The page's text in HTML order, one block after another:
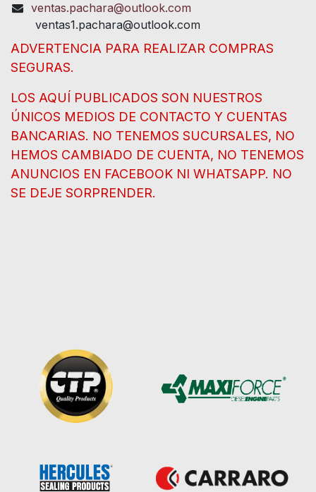
ventas.pachara@outlook.com
ventas1.pachara@outlook.com
ADVERTENCIA PARA REALIZAR COMPRAS
SEGURAS.
LOS AQUÍ PUBLICADOS SON NUESTROS
ÚNICOS MEDIOS DE CONTACTO Y CUENTAS
BANCARIAS. NO TENEMOS SUCURSALES, NO
HEMOS CAMBIADO DE CUENTA, NO TENEMOS
ANUNCIOS EN FACEBOOK NI WHATSAPP. NO
SE DEJE SORPRENDER.